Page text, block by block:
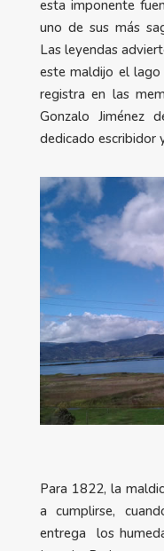
esta imponente
uno de sus más
Las leyendas
este maldijo el lago
registra en las
Gonzalo Jiménez
dedicado escribidor
Para 1822, la
a cumplirse,
entrega los